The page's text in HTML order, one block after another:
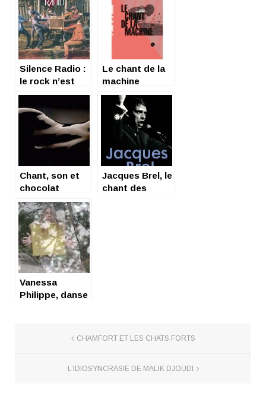
Silence Radio :
le rock n’est
pas si mort
Le chant de la
machine
Chant, son et
chocolat
Jacques Brel, le
chant des
Vanessa
Philippe, danse
CHAMFORT ET LES CHATS FORTS
L’IDIOSYNCRASIE DE MALIK DJOUDI